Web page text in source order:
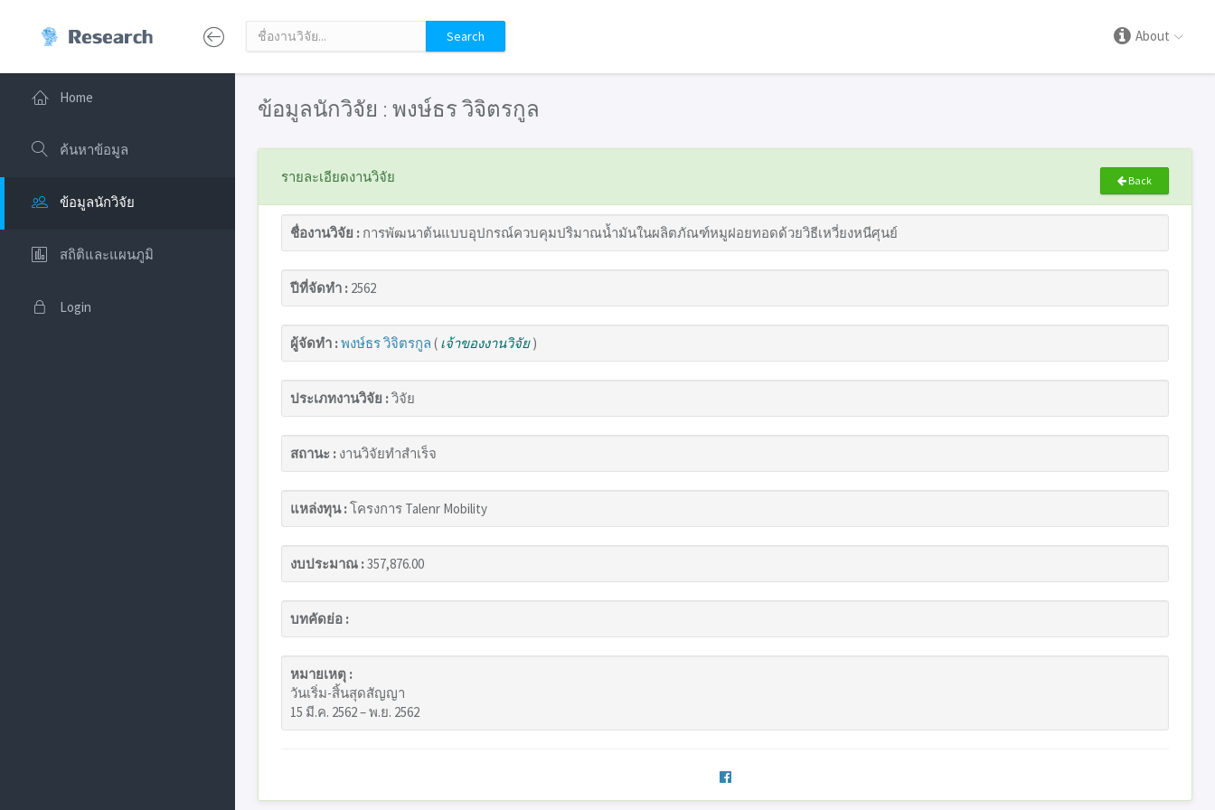
About
Home
ค้นหาข้อมูล
ข้อมูลนักวิจัย
สถิติและแผนภูมิ
Login
ข้อมูลนักวิจัย : พงษ์ธร วิจิตรกูล
รายละเอียดงานวิจัย Back
ชื่องานวิจัย : การพัฒนาต้นแบบอุปกรณ์ควบคุมปริมาณน้ำมันในผลิตภัณฑ์หมูฝอยทอดด้วยวิธีเหวี่ยงหนีศุนย์
ปีที่จัดทำ : 2562
ผู้จัดทำ :พงษ์ธร วิจิตรกูล ( เจ้าของงานวิจัย)
ประเภทงานวิจัย :วิจัย
สถานะ : งานวิจัยทำสำเร็จ
แหล่งทุน :โครงการ Talenr Mobility
งบประมาณ :357,876.00
บทคัดย่อ :
หมายเหตุ :
วันเริ่ม-สิ้นสุดสัญญา
15 มี.ค. 2562 – พ.ย. 2562